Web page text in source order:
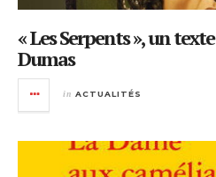
« Les Serpents », un
Dumas
in ACTUALITÉS